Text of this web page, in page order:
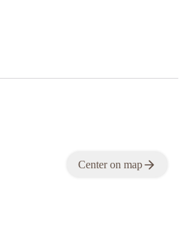
Center on map